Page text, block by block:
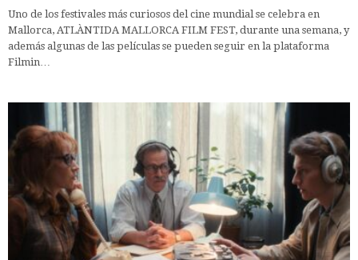
Uno de los festivales más curiosos del cine mundial se celebra en
Mallorca, ATLÀNTIDA MALLORCA FILM FEST, durante una semana, y
además algunas de las películas se pueden seguir en la plataforma
Filmin…